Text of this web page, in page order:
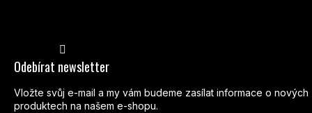
Odebírat newsletter
Vložte svůj e-mail a my vám budeme zasílat informace o nových
produktech na našem e-shopu.